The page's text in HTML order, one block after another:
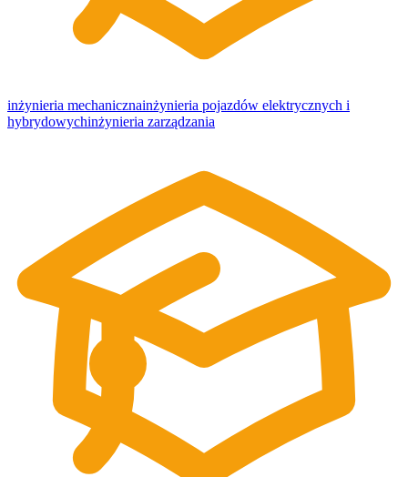
inżynieria mechanicznainżynieria pojazdów elektrycznych i
hybrydowychinżynieria zarządzania